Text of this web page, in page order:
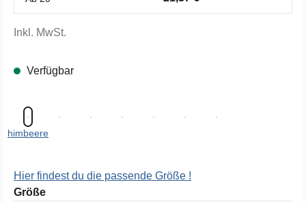
Inkl. MwSt.
Verfügbar
himbeere
Hier findest du die passende Größe !
Größeauswählen